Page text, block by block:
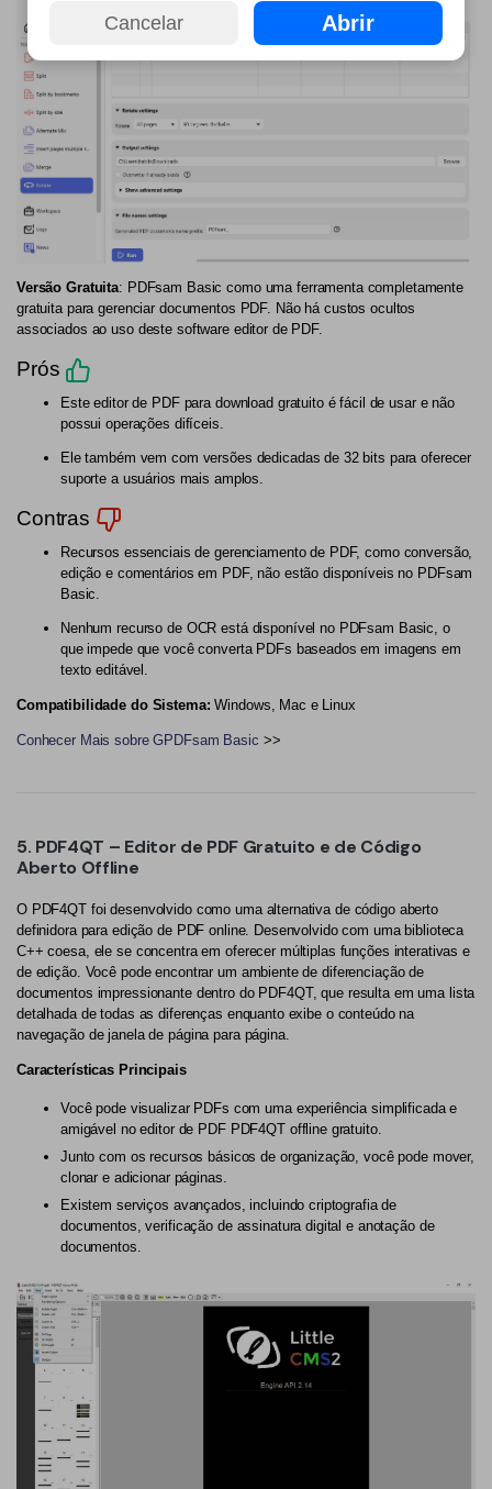
Versão Gratuita: PDFsam Basic como uma ferramenta completamente
gratuita para gerenciar documentos PDF. Não há custos ocultos
associados ao uso deste software editor de PDF.
Prós
Este editor de PDF para download gratuito é fácil de usar e não
possui operações difíceis.
Ele também vem com versões dedicadas de 32 bits para oferecer
suporte a usuários mais amplos.
Contras
Recursos essenciais de gerenciamento de PDF, como conversão,
edição e comentários em PDF, não estão disponíveis no PDFsam
Basic.
Nenhum recurso de OCR está disponível no PDFsam Basic, o
que impede que você converta PDFs baseados em imagens em
texto editável.
Compatibilidade do Sistema: Windows, Mac e Linux
Conhecer Mais sobre GPDFsam Basic >>
5. PDF4QT – Editor de PDF Gratuito e de Código
Aberto Offline
O PDF4QT foi desenvolvido como uma alternativa de código aberto
definidora para edição de PDF online. Desenvolvido com uma biblioteca
C++ coesa, ele se concentra em oferecer múltiplas funções interativas e
de edição. Você pode encontrar um ambiente de diferenciação de
documentos impressionante dentro do PDF4QT, que resulta em uma lista
detalhada de todas as diferenças enquanto exibe o conteúdo na
navegação de janela de página para página.
Características Principais
Você pode visualizar PDFs com uma experiência simplificada e
amigável no editor de PDF PDF4QT offline gratuito.
Junto com os recursos básicos de organização, você pode mover,
clonar e adicionar páginas.
Existem serviços avançados, incluindo criptografia de
documentos, verificação de assinatura digital e anotação de
documentos.
Cancelar Abrir